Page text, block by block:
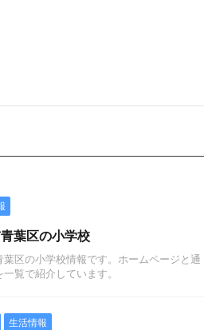
葉区の小学校
葉区の小学校情報です。ホームページと通
覧で紹介しています。
生活情報